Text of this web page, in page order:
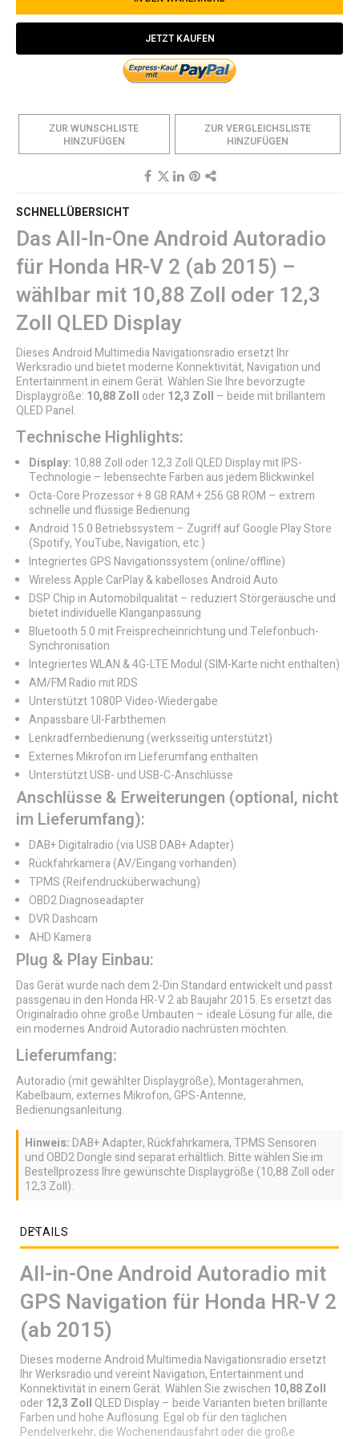
JETZT KAUFEN
ZUR WUNSCHLISTE
HINZUFÜGEN
ZUR VERGLEICHSLISTE
HINZUFÜGEN
SCHNELLÜBERSICHT
Das All-In-One Android Autoradio
für Honda HR-V 2 (ab 2015) –
wählbar mit 10,88 Zoll oder 12,3
Zoll QLED Display
Dieses Android Multimedia Navigationsradio ersetzt Ihr
Werksradio und bietet moderne Konnektivität, Navigation und
Entertainment in einem Gerät. Wählen Sie Ihre bevorzugte
Displaygröße: 10,88 Zoll oder12,3 Zoll – beide mit brillantem
QLED Panel.
Technische Highlights:
Display: 10,88 Zoll oder 12,3 Zoll QLED Display mit IPS-
Technologie – lebensechte Farben aus jedem Blickwinkel
Octa-Core Prozessor + 8 GB RAM + 256 GB ROM – extrem
schnelle und flüssige Bedienung
Android 15.0 Betriebssystem – Zugriff auf Google Play Store
(Spotify, YouTube, Navigation, etc.)
Integriertes GPS Navigationssystem (online/offline)
Wireless Apple CarPlay & kabelloses Android Auto
DSP Chip in Automobilqualität – reduziert Störgeräusche und
bietet individuelle Klanganpassung
Bluetooth 5.0 mit Freisprecheinrichtung und Telefonbuch-
Synchronisation
Integriertes WLAN & 4G-LTE Modul (SIM-Karte nicht enthalten)
AM/FM Radio mit RDS
Unterstützt 1080P Video-Wiedergabe
Anpassbare UI-Farbthemen
Lenkradfernbedienung (werksseitig unterstützt)
Externes Mikrofon im Lieferumfang enthalten
Unterstützt USB- und USB-C-Anschlüsse
Anschlüsse & Erweiterungen (optional, nicht
im Lieferumfang):
DAB+ Digitalradio (via USB DAB+ Adapter)
Rückfahrkamera (AV/Eingang vorhanden)
TPMS (Reifendrucküberwachung)
OBD2 Diagnoseadapter
DVR Dashcam
AHD Kamera
Plug & Play Einbau:
Das Gerät wurde nach dem 2-Din Standard entwickelt und passt
passgenau in den Honda HR-V 2 ab Baujahr 2015. Es ersetzt das
Originalradio ohne große Umbauten – ideale Lösung für alle, die
ein modernes Android Autoradio nachrüsten möchten.
Lieferumfang:
Autoradio (mit gewählter Displaygröße), Montagerahmen,
Kabelbaum, externes Mikrofon, GPS-Antenne,
Bedienungsanleitung.
Hinweis: DAB+ Adapter, Rückfahrkamera, TPMS Sensoren
und OBD2 Dongle sind separat erhältlich. Bitte wählen Sie im
Bestellprozess Ihre gewünschte Displaygröße (10,88 Zoll oder
12,3 Zoll).
DETAILS
All-in-One Android Autoradio mit
GPS Navigation für Honda HR-V 2
(ab 2015)
Dieses moderne Android Multimedia Navigationsradio ersetzt
Ihr Werksradio und vereint Navigation, Entertainment und
Konnektivität in einem Gerät. Wählen Sie zwischen 10,88 Zoll
oder12,3 ZollQLED Display – beide Varianten bieten brillante
Farben und hohe Auflösung. Egal ob für den täglichen
Pendelverkehr, die Wochenendausfahrt oder die große